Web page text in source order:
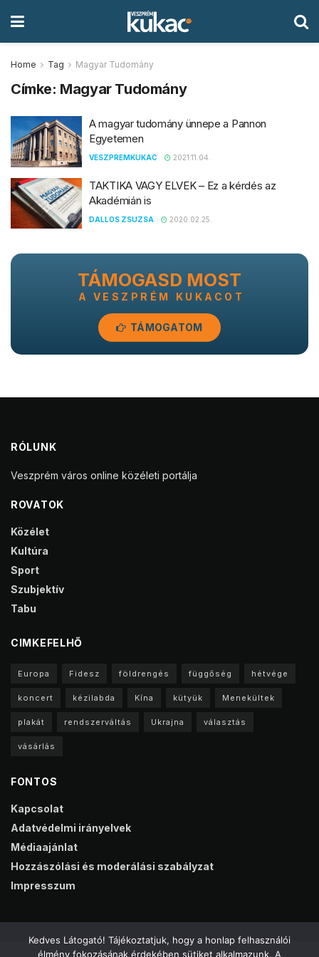
Home Tag Magyar Tudomány
Címke: Magyar Tudomány
A magyar tudomány ünnepe a Pannon
Egyetemen
VESZPREMKUKAC 2021.11.04.
TAKTIKA VAGY ELVEK – Ez a kérdés az
Akadémián is
DALLOS ZSUZSA 2020.02.25.
TÁMOGASD MOST
A VESZPRÉM KUKACOT
TÁMOGATOM
RÓLUNK
Veszprém város online közéleti portálja
ROVATOK
Közélet
Kultúra
Sport
Szubjektív
Tabu
CIMKEFELHŐ
Europa Fidesz földrengés függőség hétvége
koncert kézilabda Kína kütyük Menekültek
plakát rendszerváltás Ukrajna választás
vásárlás
FONTOS
Kapcsolat
Adatvédelmi irányelvek
Médiaajánlat
Hozzászólási és moderálási szabályzat
Impresszum
Kedves Látogató! Tájékoztatjuk, hogy a honlap felhasználói
élmény fokozásának érdekében sütiket alkalmazunk. A